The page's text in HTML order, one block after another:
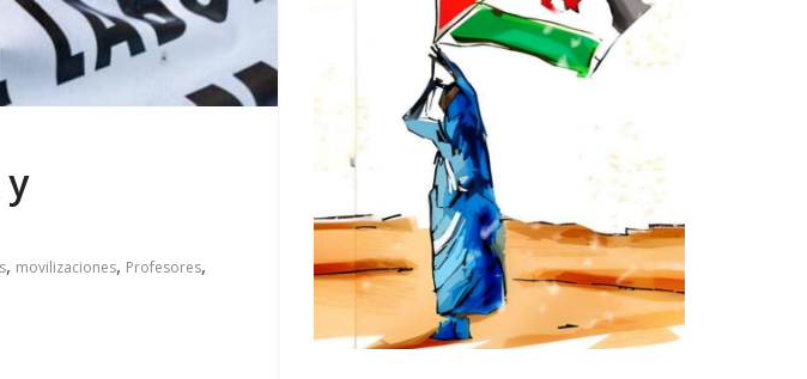
, movilizaciones, Profesores,